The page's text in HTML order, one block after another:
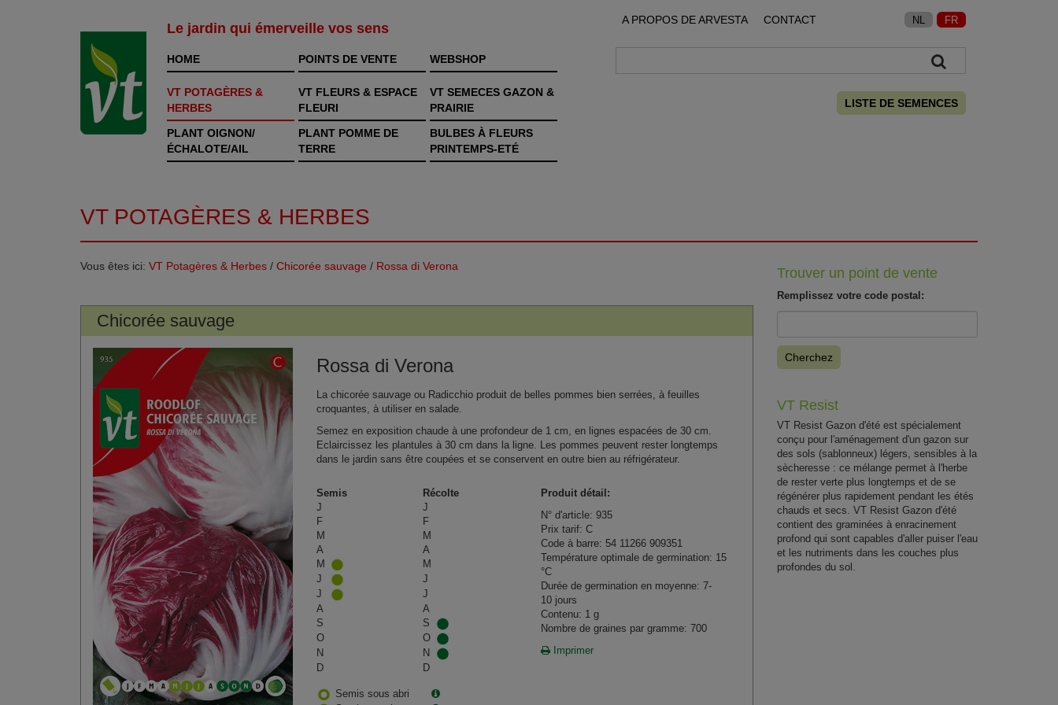
Le jardin qui émerveille vos sens
A PROPOS DE ARVESTA CONTACT NL FR
HOME POINTS DE VENTE WEBSHOP
VT POTAGÈRES &
HERBES
VT FLEURS & ESPACE
FLEURI
VT SEMECES GAZON &
PRAIRIE
PLANT OIGNON/
ÉCHALOTE/AIL
PLANT POMME DE
TERRE
BULBES À FLEURS
PRINTEMPS-ETÉ
LISTE DE SEMENCES
VT POTAGÈRES & HERBES
Vous êtes ici: VT Potagères & Herbes / Chicorée sauvage / Rossa di Verona
Chicorée sauvage
Rossa di Verona
La chicorée sauvage ou Radicchio produit de belles pommes bien serrées, à feuilles
croquantes, à utiliser en salade.
Semez en exposition chaude à une profondeur de 1 cm, en lignes espacées de 30 cm.
Eclaircissez les plantules à 30 cm dans la ligne. Les pommes peuvent rester longtemps
dans le jardin sans être coupées et se conservent en outre bien au réfrigérateur.
Semis
Récolte
J
J
F
F
M
M
A
A
M
M
J
J
J
J
A
A
S
S
O
O
N
N
D
D
Semis sous abri
Produit détail:
N° d'article: 935
Prix tarif: C
Code à barre: 54 11266 909351
Température optimale de germination: 15
°C
Durée de germination en moyenne: 7-
10 jours
Contenu: 1 g
Nombre de graines par gramme: 700
Imprimer
Trouver un point de vente
Remplissez votre code postal:
Cherchez
VT Resist
VT Resist Gazon d'été est spécialement
conçu pour l'aménagement d'un gazon sur
des sols (sablonneux) légers, sensibles à la
sècheresse : ce mélange permet à l'herbe
de rester verte plus longtemps et de se
régénérer plus rapidement pendant les étés
chauds et secs. VT Resist Gazon d'été
contient des graminées à enracinement
profond qui sont capables d'aller puiser l'eau
et les nutriments dans les couches plus
profondes du sol.